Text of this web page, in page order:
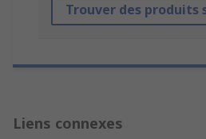
Trouver des produits
Liens connexes